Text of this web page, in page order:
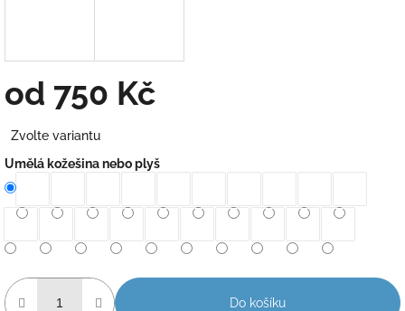
od 750 Kč
cena:
Zvolte variantu
Umělá kožešina nebo plyš
Do košíku